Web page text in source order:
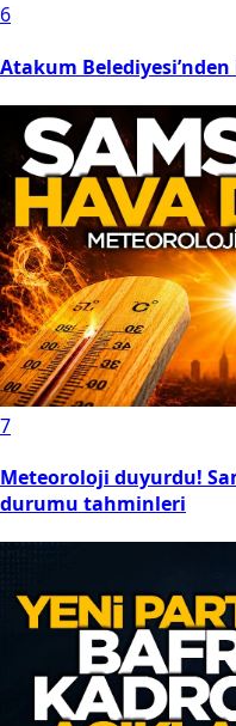
6
Atakum
7
Meteoroloji duyurdu!
durumu tahminleri